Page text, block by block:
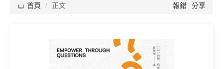
 首頁 正文 報錯 分享